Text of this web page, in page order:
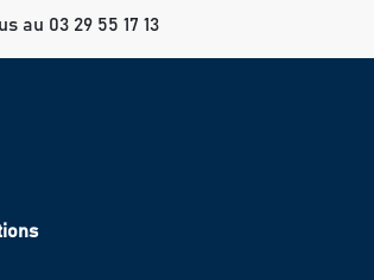
au 03 29 55 17 13